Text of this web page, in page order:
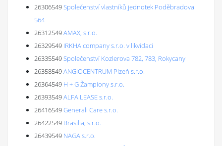
26306549Společenství vlastníků jednotek Poděbradova
564
26312549AMAX, s.r.o.
26329549 IRKHA company s.r.o. v likvidaci
26335549Společenství Kozlerova 782, 783, Rokycany
26358549ANGIOCENTRUM Plzeň s.r.o.
26364549 H + G Žampiony s.r.o.
26393549ALFA LEASE s.r.o.
26416549Generali Care s.r.o.
26422549 Brasilia, s.r.o.
26439549 NAGA s.r.o.